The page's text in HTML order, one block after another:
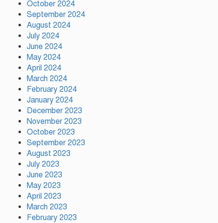
প্রতি ইউনিয়নে খেলার মাঠ ও জেলায়
October 2024
September 2024
August 2024
July 2024
June 2024
May 2024
April 2024
March 2024
February 2024
January 2024
December 2023
November 2023
October 2023
September 2023
August 2023
July 2023
June 2023
May 2023
April 2023
March 2023
February 2023